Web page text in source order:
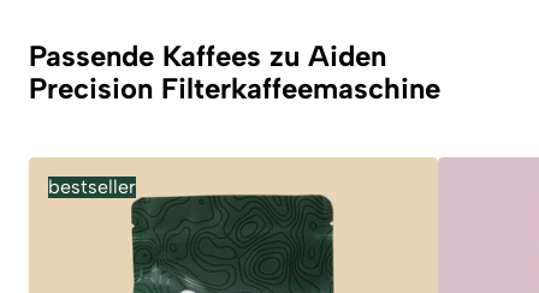
Passende Kaffees zu Aiden
Precision Filterkaffeemaschine
bestseller